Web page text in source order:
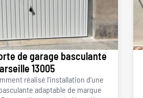
de garage basculante
13005
réalisé l’installation d’une
adaptable de marque